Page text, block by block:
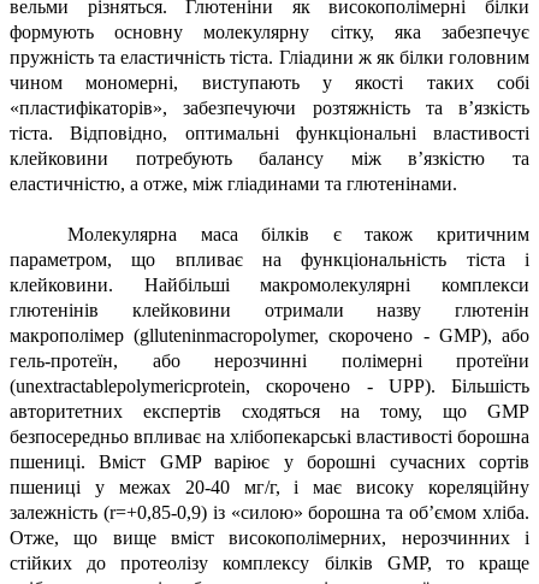
вельми різняться. Глютеніни як високополімерні білки
формують основну молекулярну сітку, яка забезпечує
пружність та еластичність тіста. Гліадини ж як білки головним
чином мономерні, виступають у якості таких собі
«пластифікаторів», забезпечуючи розтяжність та в’язкість
тіста. Відповідно, оптимальні функціональні властивості
клейковини потребують балансу між в’язкістю та
еластичністю, а отже, між гліадинами та глютенінами.
Молекулярна маса білків є також критичним
параметром, що впливає на функціональність тіста і
клейковини. Найбільші макромолекулярні комплекси
глютенінів клейковини отримали назву глютенін
макрополімер (glluteninmacropolymer, скорочено - GMP), або
гель-протеїн, або нерозчинні полімерні протеїни
(unextractablepolymericprotein, скорочено - UPP). Більшість
авторитетних експертів сходяться на тому, що GMP
безпосередньо впливає на хлібопекарські властивості борошна
пшениці. Вміст GMP варіює у борошні сучасних сортів
пшениці у межах 20-40 мг/г, і має високу кореляційну
залежність (r=+0,85-0,9) із «силою» борошна та об’ємом хліба.
Отже, що вище вміст високополімерних, нерозчинних і
стійких до протеолізу комплексу білків GMP, то краще